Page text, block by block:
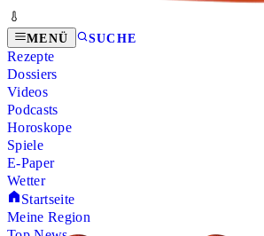
MENÜ SUCHE
Rezepte
Dossiers
Videos
Podcasts
Horoskope
Spiele
E-Paper
Wetter
Startseite
Meine Region